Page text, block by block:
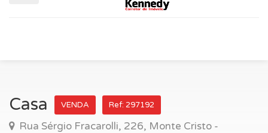
Casa VENDA Ref: 297192
Rua Sérgio Fracarolli, 226, Monte Cristo -